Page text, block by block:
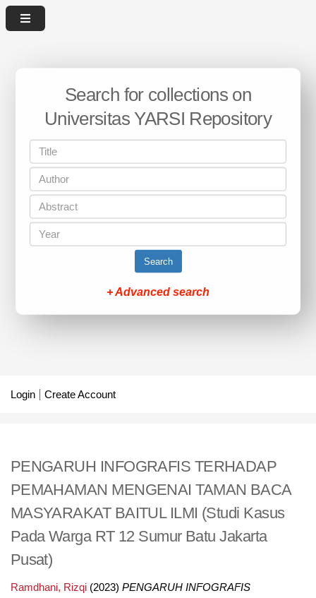
Search for collections on
Universitas YARSI Repository
Search
+ Advanced search
Login Create Account
PENGARUH INFOGRAFIS TERHADAP
PEMAHAMAN MENGENAI TAMAN BACA
MASYARAKAT BAITUL ILMI (Studi Kasus
Pada Warga RT 12 Sumur Batu Jakarta
Pusat)
Ramdhani, Rizqi(2023) PENGARUH INFOGRAFIS